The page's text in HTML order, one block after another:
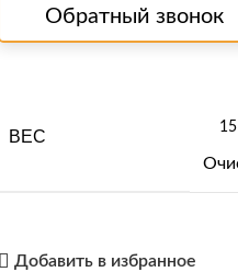
Обратный звонок
ВЕС
Добавить в избранное